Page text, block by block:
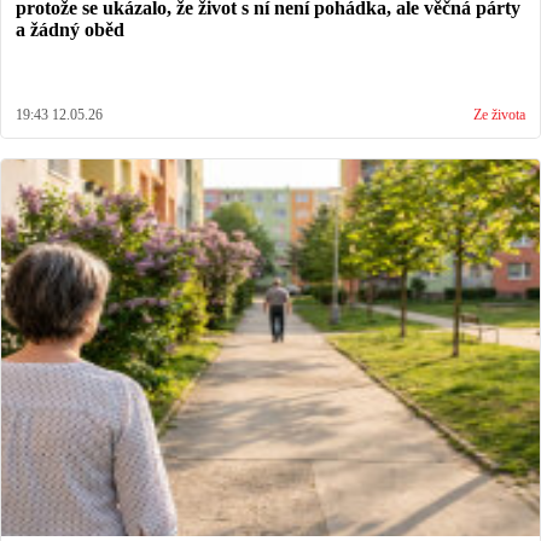
protože se ukázalo, že život s ní není pohádka, ale věčná párty
a žádný oběd
19:43 12.05.26 Ze života